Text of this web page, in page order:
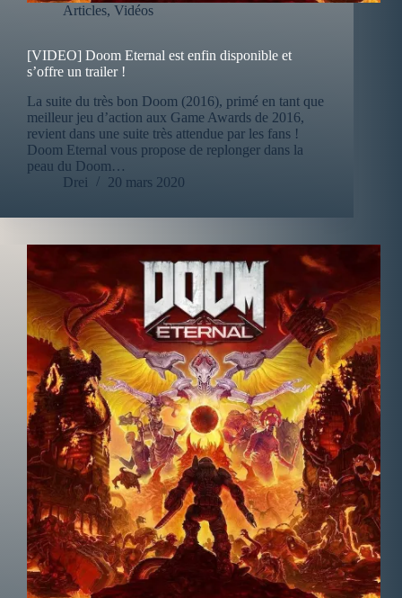
Articles, Vidéos
[VIDEO] Doom Eternal est enfin disponible et
s’offre un trailer !
La suite du très bon Doom (2016), primé en tant que
meilleur jeu d’action aux Game Awards de 2016,
revient dans une suite très attendue par les fans !
Doom Eternal vous propose de replonger dans la
peau du Doom…
Drei
20 mars 2020